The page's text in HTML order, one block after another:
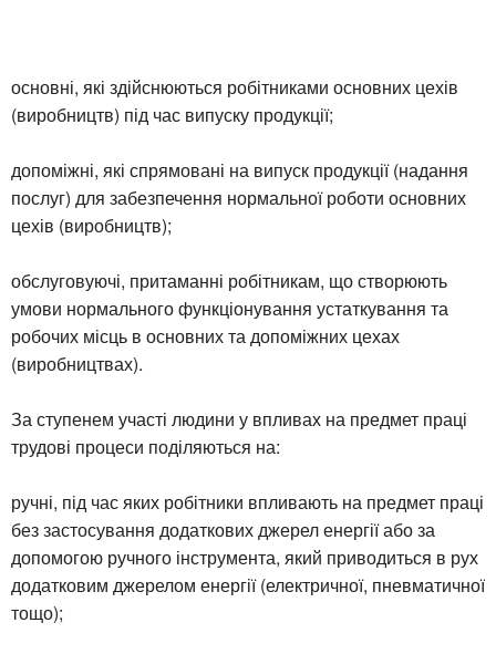
основні, які здійснюються робітниками основних цехів
(виробництв) під час випуску продукції;
допоміжні, які спрямовані на випуск продукції (надання
послуг) для забезпечення нормальної роботи основних
цехів (виробництв);
обслуговуючі, притаманні робітникам, що створюють
умови нормального функціонування устаткування та
робочих місць в основних та допоміжних цехах
(виробництвах).
За ступенем участі людини у впливах на предмет праці
трудові процеси поділяються на:
ручні, під час яких робітники впливають на предмет праці
без застосування додаткових джерел енергії або за
допомогою ручного інструмента, який приводиться в рух
додатковим джерелом енергії (електричної, пневматичної
тощо);